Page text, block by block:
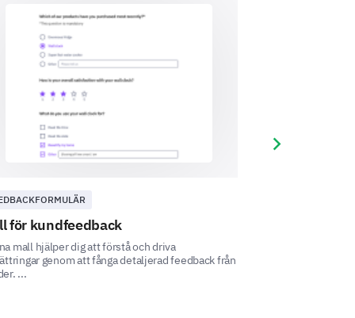
service improvement
för kundfeedback
mall hjälper dig att förstå och driva
genom att fånga detaljerad feedback från
...
Next slide